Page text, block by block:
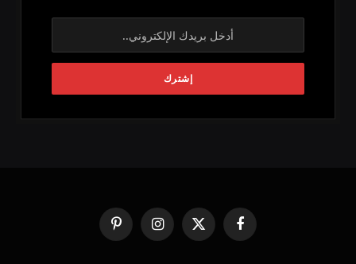
فيسبوك
X
(Twitter)
الانستغرامبينتيريست